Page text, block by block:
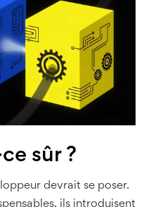
sûr ?
devrait se poser.
ils introduisent